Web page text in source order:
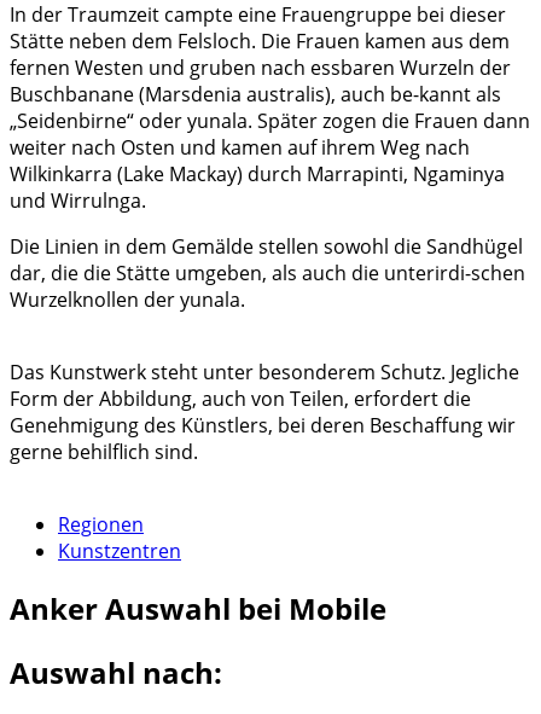
In der Traumzeit campte eine Frauengruppe bei dieser
Stätte neben dem Felsloch. Die Frauen kamen aus dem
fernen Westen und gruben nach essbaren Wurzeln der
Buschbanane (Marsdenia australis), auch be-kannt als
„Seidenbirne“ oder yunala. Später zogen die Frauen dann
weiter nach Osten und kamen auf ihrem Weg nach
Wilkinkarra (Lake Mackay) durch Marrapinti, Ngaminya
und Wirrulnga.
Die Linien in dem Gemälde stellen sowohl die Sandhügel
dar, die die Stätte umgeben, als auch die unterirdi-schen
Wurzelknollen der yunala.
Das Kunstwerk steht unter besonderem Schutz. Jegliche
Form der Abbildung, auch von Teilen, erfordert die
Genehmigung des Künstlers, bei deren Beschaffung wir
gerne behilflich sind.
Regionen
Kunstzentren
AnkerAuswahl bei Mobile
Auswahl nach: